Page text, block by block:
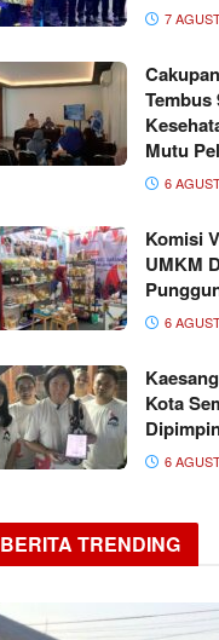
7
Tembus
Mutu
6
Komisi
UMKM
6
Kota
6
BERITA TRENDING